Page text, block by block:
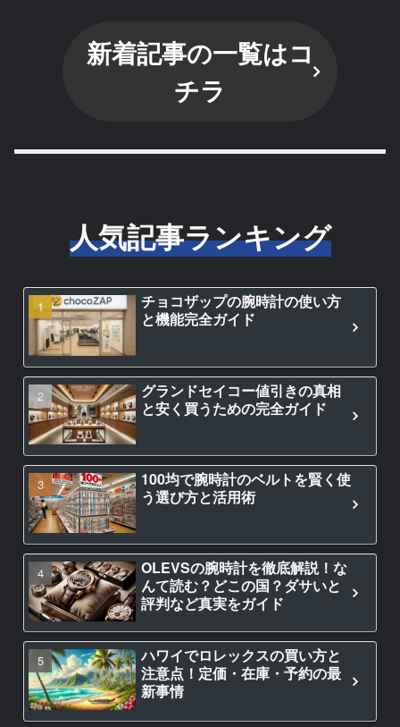
新着記事の一覧はコ
チラ
人気記事ランキング
チョコザップの腕時計の使い方
と機能完全ガイド
グランドセイコー値引きの真相
と安く買うための完全ガイド
100均で腕時計のベルトを賢く使
う選び方と活用術
OLEVSの腕時計を徹底解説！な
んて読む？どこの国？ダサいと
評判など真実をガイド
ハワイでロレックスの買い方と
注意点！定価・在庫・予約の最
新事情